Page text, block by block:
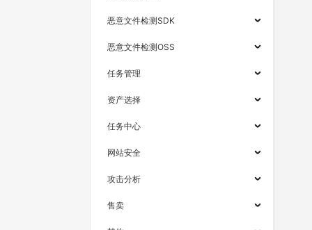
恶意文件检测SDK
恶意文件检测OSS
任务管理
资产选择
任务中心
网站安全
攻击分析
售卖